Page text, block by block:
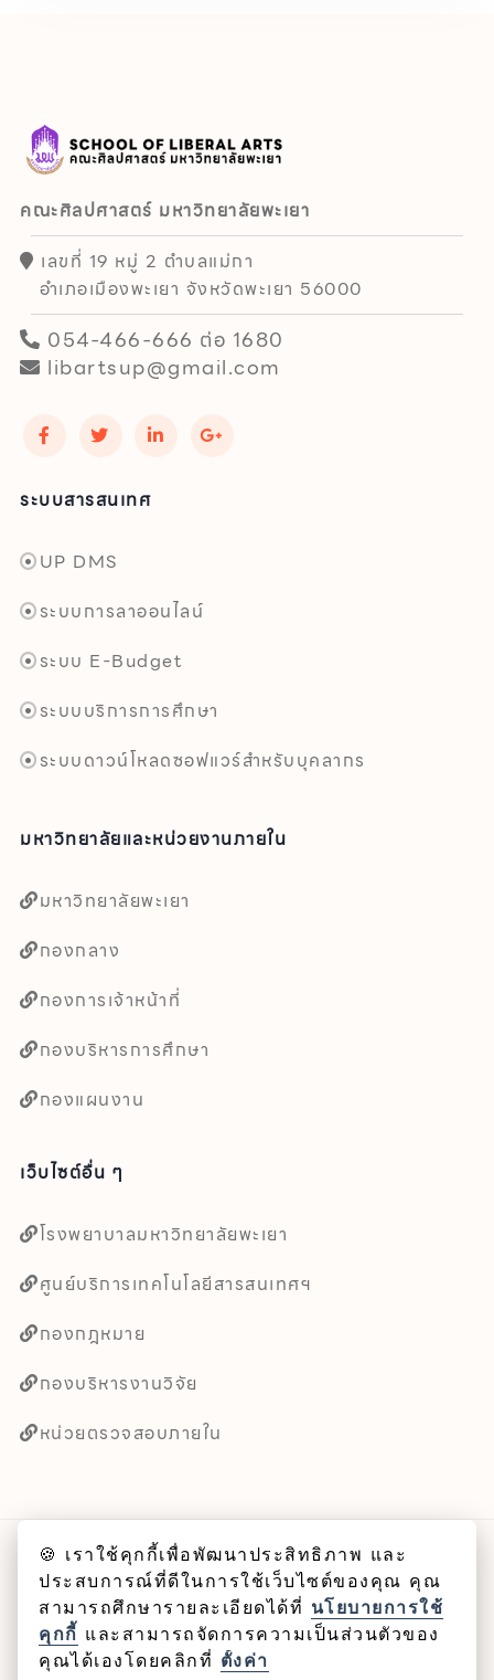
คณะศิลปศาสตร์ มหาวิทยาลัยพะเยา
เลขที่ 19 หมู่ 2 ตำบลแม่กา
อำเภอเมืองพะเยา จังหวัดพะเยา 56000
054-466-666 ต่อ 1680
libartsup@gmail.com
ระบบสารสนเทศ
UP DMS
ระบบการลาออนไลน์
ระบบ E-Budget
ระบบบริการการศึกษา
ระบบดาวน์โหลดซอฟแวร์สำหรับบุคลากร
มหาวิทยาลัยและหน่วยงานภายใน
มหาวิทยาลัยพะเยา
กองกลาง
กองการเจ้าหน้าที่
กองบริหารการศึกษา
กองแผนงาน
เว็บไซต์อื่น ๆ
โรงพยาบาลมหาวิทยาลัยพะเยา
ศูนย์บริการเทคโนโลยีสารสนเทศฯ
กองกฎหมาย
กองบริหารงานวิจัย
หน่วยตรวจสอบภายใน
ลิขสิทธิ์ © 2025 คณะศิลปศาสตร์ มหาวิทยาลัยพะเยา
Cookie
🍪 เราใช้คุกกี้เพื่อพัฒนาประสิทธิภาพ และ
ประสบการณ์ที่ดีในการใช้เว็บไซต์ของคุณ คุณ
สามารถศึกษารายละเอียดได้ที่ นโยบายการใช้
คุกกี้ และสามารถจัดการความเป็นส่วนตัวของ
คุณได้เองโดยคลิกที่ ตั้งค่า